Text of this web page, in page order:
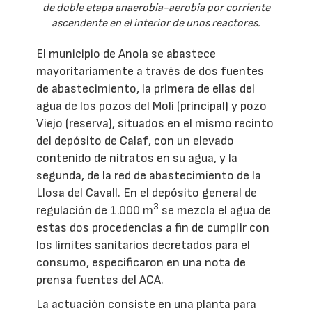
de doble etapa anaerobia-aerobia por corriente
ascendente en el interior de unos reactores.
El municipio de Anoia se abastece
mayoritariamente a través de dos fuentes
de abastecimiento, la primera de ellas del
agua de los pozos del Molí (principal) y pozo
Viejo (reserva), situados en el mismo recinto
del depósito de Calaf, con un elevado
contenido de nitratos en su agua, y la
segunda, de la red de abastecimiento de la
Llosa del Cavall. En el depósito general de
regulación de 1.000 m3 se mezcla el agua de
estas dos procedencias a fin de cumplir con
los límites sanitarios decretados para el
consumo, especificaron en una nota de
prensa fuentes del ACA.
La actuación consiste en una planta para